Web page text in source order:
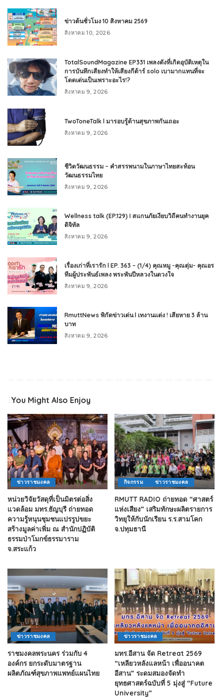
ข่าวต้นชั่วโมง 10 สิงหาคม 2569
สิงหาคม 10, 2026
TotalSoundMagazine EP331 เพลงดังที่เกิดอุบัติเหตุใน
การบันทึกเสียงทำให้เสียงกีต้าร์ solo เบามากแทนที่จะ
โดดเด่นเป็นเพราะอะไร!?
สิงหาคม 9, 2026
TwoToneTalk l มารอบรู้ด้านสุขภาพกันเถอะ
สิงหาคม 9, 2026
ชีวิตวัฒนธรรม – คำสรรพนามในภาษาไทยสะท้อน
วัฒนธรรมไทย
สิงหาคม 9, 2026
Wellness talk (EP.129) I สแกนภัยเงียบวิถีคนทำงานยุค
ดิจิทัล
สิงหาคม 9, 2026
เรื่องเก่าที่เรารัก l EP. 363 – (1/4) คุณหมู -คุณตุ่ม- คุณอร
ทีมผู้ประพันธ์เพลง พระพันปีหลวงในดวงใจ
สิงหาคม 9, 2026
RmuttNews พิกัดข่าวเด่น l เทงานแต่ง ! เสียหาย 3 ล้าน
บาท
สิงหาคม 9, 2026
You Might Also Enjoy
ข่าวราชมงคล
หน่วยวิจัยวัสดุที่เป็นมิตรต่อสิ่ง
แวดล้อม มทร.ธัญบุรี ถ่ายทอด
ความรู้หนุนชุมชนแปรรูปขยะ
สร้างมูลค่าเพิ่ม ณ สำนักปฏิบัติ
ธรรมป่าโมกข์ธรรมาราม
จ.สระแก้ว
กิจกรรม ข่าวราชมงคล
RMUTT RADIO ถ่ายทอด “ศาสตร์
แห่งเสียง” เสริมทักษะผลิตรายการ
วิทยุให้กับนักเรียน ร.ร.สามโคก
จ.ปทุมธานี
ข่าวราชมงคล
ราชมงคลพระนคร ร่วมกับ 4
องค์กร ยกระดับมาตรฐาน
ผลิตภัณฑ์สุขภาพแพทย์แผนไทย
ข่าวราชมงคล
มทร.อีสาน จัด Retreat 2569
“เหลียวหลังแลหน้า เพื่ออนาคต
อีสาน” ระดมสมองจัดทำ
ยุทธศาสตร์ฉบับที่ 5 มุ่งสู่ “Future
University”